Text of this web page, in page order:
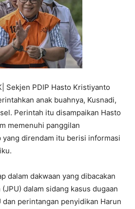
Sekjen PDIP Hasto Kristiyanto
anak buahnya, Kusnadi,
Perintah itu disampaikan Hasto
memenuhi panggilan
yang direndam itu berisi informasi
dalam dakwaan yang dibacakan
dalam sidang kasus dugaan
dan perintangan penyidikan Harun